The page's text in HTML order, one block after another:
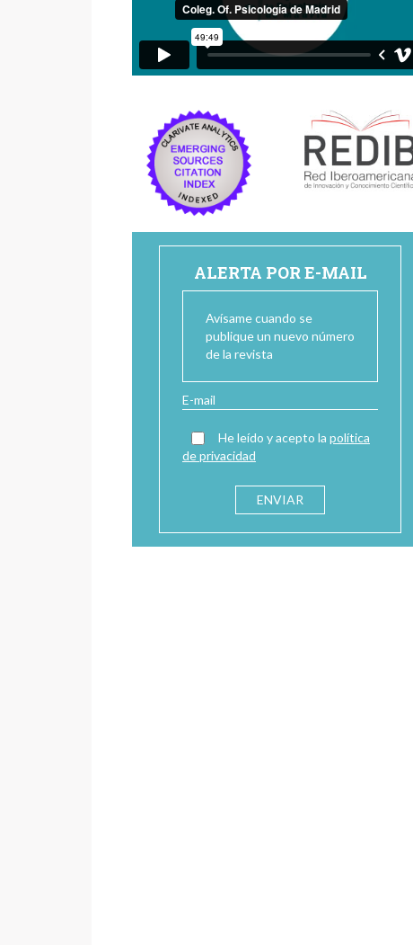
ALERTA POR E-MAIL
Avísame cuando se
publique un nuevo número
de la revista
He leído y acepto la política
de privacidad